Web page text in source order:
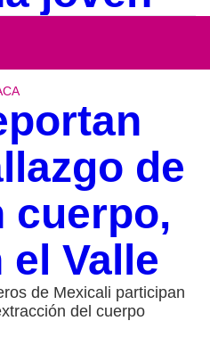
de
cuerpo,
el Valle
de Mexicali participan
del cuerpo